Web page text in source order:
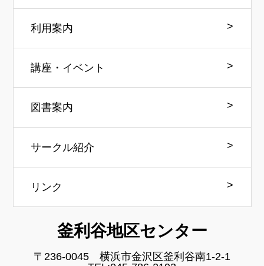
利用案内
講座・イベント
図書案内
サークル紹介
リンク
釜利谷地区センター
〒236-0045 横浜市金沢区釜利谷南1-2-1